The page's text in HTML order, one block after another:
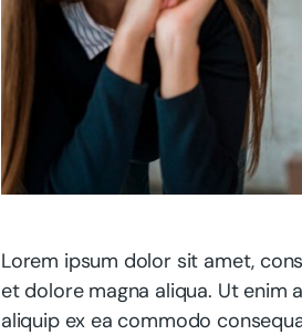
Lorem ipsum dolor sit amet,
et dolore magna aliqua. Ut enim
aliquip ex ea commodo